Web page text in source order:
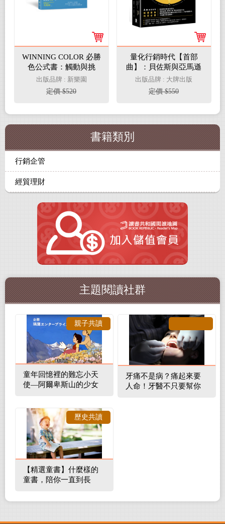
WINNING COLOR 必勝
色公式書：觸動與挑
撥！牽動人類欲望的10
大色彩能量法則
出版品牌 : 新樂園
定價 $520
量化行銷時代【首部
曲】：貝佐斯與亞馬遜
經營團隊都在做，15個
關鍵行銷計量指標（暢
銷典藏版）
出版品牌 : 大牌出版
定價 $550
書籍類別
行銷企管
經貿理財
主題閱讀社群
童年回憶裡的難忘小天
使—阿爾卑斯山的少女
親子共讀
牙痛不是病？痛起來要
人命！牙醫不只要幫你
【精選童書】什麼樣的
童書，陪你一直到長
歷史共讀